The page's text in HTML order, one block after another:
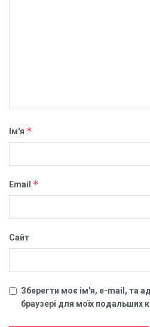
Ім'я *
Email *
Сайт
Зберегти моє ім'я, e-mail, та
браузері для моїх подальших